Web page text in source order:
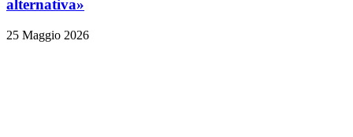
alternativa»
25 Maggio 2026